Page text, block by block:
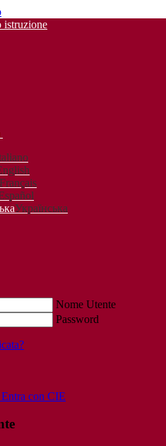
Français
Українська
Nome Utente
Password
Entra con CIE